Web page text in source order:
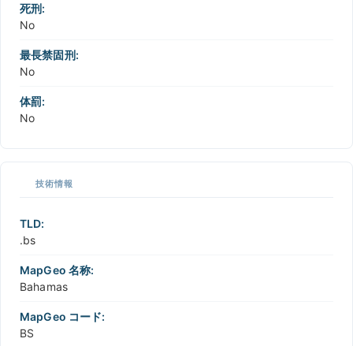
死刑:
No
最長禁固刑:
No
体罰:
No
技術情報
TLD:
.bs
MapGeo 名称:
Bahamas
MapGeo コード:
BS